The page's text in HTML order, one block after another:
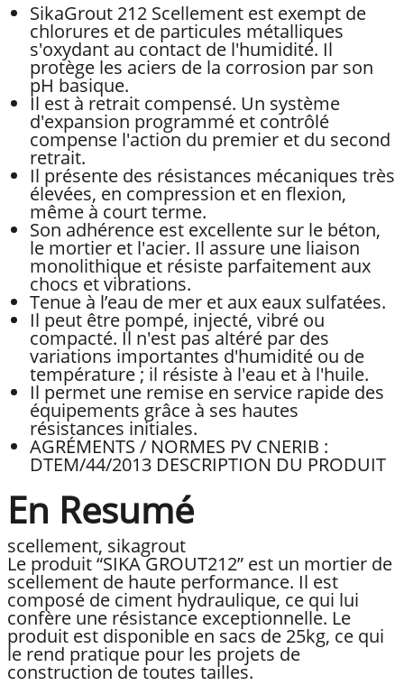
SikaGrout 212 Scellement est exempt de
chlorures et de particules métalliques
s'oxydant au contact de l'humidité. Il
protège les aciers de la corrosion par son
pH basique.
Il est à retrait compensé. Un système
d'expansion programmé et contrôlé
compense l'action du premier et du second
retrait.
Il présente des résistances mécaniques très
élevées, en compression et en flexion,
même à court terme.
Son adhérence est excellente sur le béton,
le mortier et l'acier. Il assure une liaison
monolithique et résiste parfaitement aux
chocs et vibrations.
Tenue à l’eau de mer et aux eaux sulfatées.
Il peut être pompé, injecté, vibré ou
compacté. Il n'est pas altéré par des
variations importantes d'humidité ou de
température ; il résiste à l'eau et à l'huile.
Il permet une remise en service rapide des
équipements grâce à ses hautes
résistances initiales.
AGRÉMENTS / NORMES PV CNERIB :
DTEM/44/2013 DESCRIPTION DU PRODUIT
En Resumé
scellement, sikagrout
Le produit “SIKA GROUT212” est un mortier de
scellement de haute performance. Il est
composé de ciment hydraulique, ce qui lui
confère une résistance exceptionnelle. Le
produit est disponible en sacs de 25kg, ce qui
le rend pratique pour les projets de
construction de toutes tailles.